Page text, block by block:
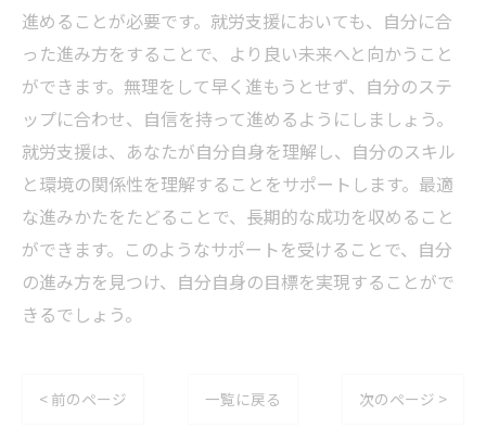
進めることが必要です。就労支援においても、自分に合
った進み方をすることで、より良い未来へと向かうこと
ができます。無理をして早く進もうとせず、自分のステ
ップに合わせ、自信を持って進めるようにしましょう。
就労支援は、あなたが自分自身を理解し、自分のスキル
と環境の関係性を理解することをサポートします。最適
な進みかたをたどることで、長期的な成功を収めること
ができます。このようなサポートを受けることで、自分
の進み方を見つけ、自分自身の目標を実現することがで
きるでしょう。
< 前のページ 一覧に戻る 次のページ >